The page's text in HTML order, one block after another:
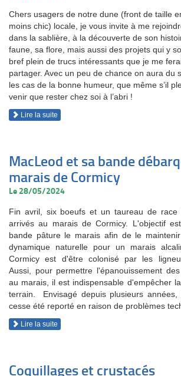
Chers usagers de notre dune (front de taille
moins chic) locale, je vous invite à me
dans la sablière, à la découverte de son
faune, sa flore, mais aussi des projets qui y
bref plein de trucs intéressants que je me
partager. Avec un peu de chance on aura du
les cas de la bonne humeur, que même s’il
venir que rester chez soi à l’abri !
Lire la suite
MacLeod et sa bande
marais de Cormicy
Le 28/05/2024
Fin avril, six boeufs et un taureau de race
arrivés au marais de Cormicy. L'objectif
bande pâture le marais afin de le
dynamique naturelle pour un marais
Cormicy est d'être colonisé par les
Aussi, pour permettre l'épanouissement
au marais, il est indispensable d'empêcher
terrain. Envisagé depuis plusieurs
cesse été reporté en raison de problèmes
Lire la suite
Coquillages et crustacés